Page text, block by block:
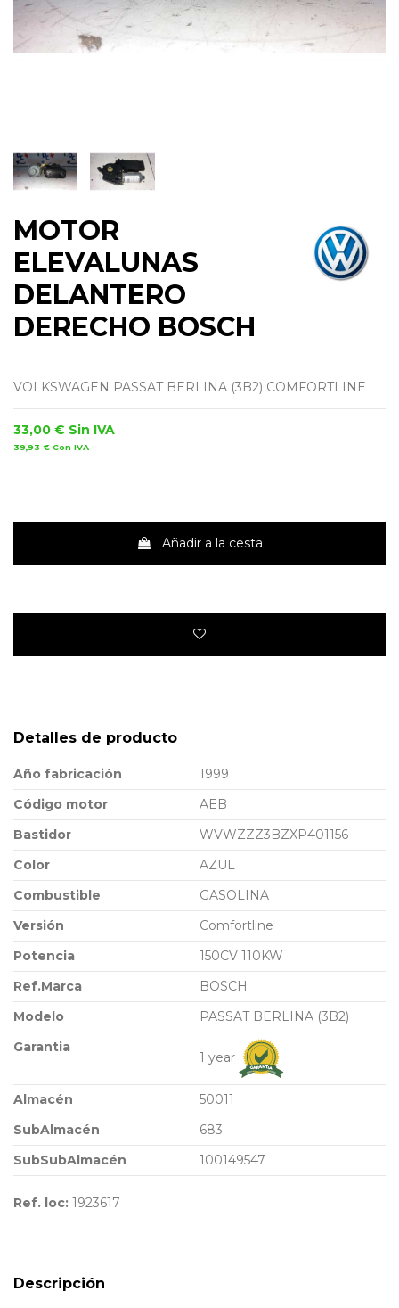
MOTOR
ELEVALUNAS
DELANTERO
DERECHO BOSCH
VOLKSWAGEN PASSAT BERLINA (3B2) COMFORTLINE
33,00 € Sin IVA
39,93 € Con IVA
Añadir a la cesta
Detalles de producto
Año fabricación
1999
Código motor
AEB
Bastidor
WVWZZZ3BZXP401156
Color
AZUL
Combustible
GASOLINA
Versión
Comfortline
Potencia
150CV 110KW
Ref.Marca
BOSCH
Modelo
PASSAT BERLINA (3B2)
Garantia
1 year
Almacén
50011
SubAlmacén
683
SubSubAlmacén
100149547
Ref. loc: 1923617
Descripción